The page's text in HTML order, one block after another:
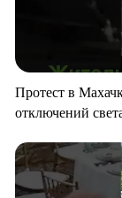
Протест в
отключений